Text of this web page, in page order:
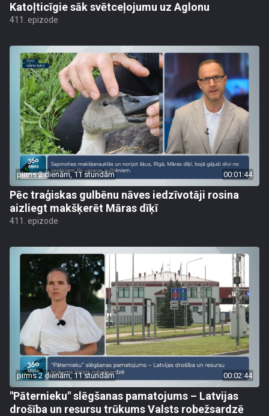
Katoļticīgie sāk svētceļojumu uz Aglonu
411. epizode
pirms 2 dienām, 11 stundām 00:01:44
Pēc traģiskas gulbēnu nāves iedzīvotāji rosina
aizliegt makšķerēt Māras dīķī
411. epizode
pirms 2 dienām, 11 stundām 00:02:44
"Pāternieku" slēgšanas pamatojums – Latvijas
drošība un resursu trūkums Valsts robežsardzē